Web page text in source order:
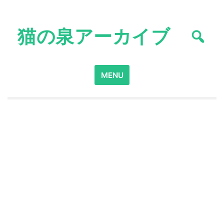
content猫の泉アーカイブ
Search
for:
MENU